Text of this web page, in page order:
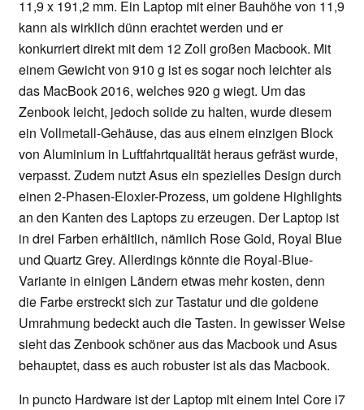
11,9 x 191,2 mm. Ein Laptop mit einer Bauhöhe von 11,9
kann als wirklich dünn erachtet werden und er
konkurriert direkt mit dem 12 Zoll großen Macbook. Mit
einem Gewicht von 910 g ist es sogar noch leichter als
das MacBook 2016, welches 920 g wiegt. Um das
Zenbook leicht, jedoch solide zu halten, wurde diesem
ein Vollmetall-Gehäuse, das aus einem einzigen Block
von Aluminium in Luftfahrtqualität heraus gefräst wurde,
verpasst. Zudem nutzt Asus ein spezielles Design durch
einen 2-Phasen-Eloxier-Prozess, um goldene Highlights
an den Kanten des Laptops zu erzeugen. Der Laptop ist
in drei Farben erhältlich, nämlich Rose Gold, Royal Blue
und Quartz Grey. Allerdings könnte die Royal-Blue-
Variante in einigen Ländern etwas mehr kosten, denn
die Farbe erstreckt sich zur Tastatur und die goldene
Umrahmung bedeckt auch die Tasten. In gewisser Weise
sieht das Zenbook schöner aus das Macbook und Asus
behauptet, dass es auch robuster ist als das Macbook.
In puncto Hardware ist der Laptop mit einem Intel Core i7